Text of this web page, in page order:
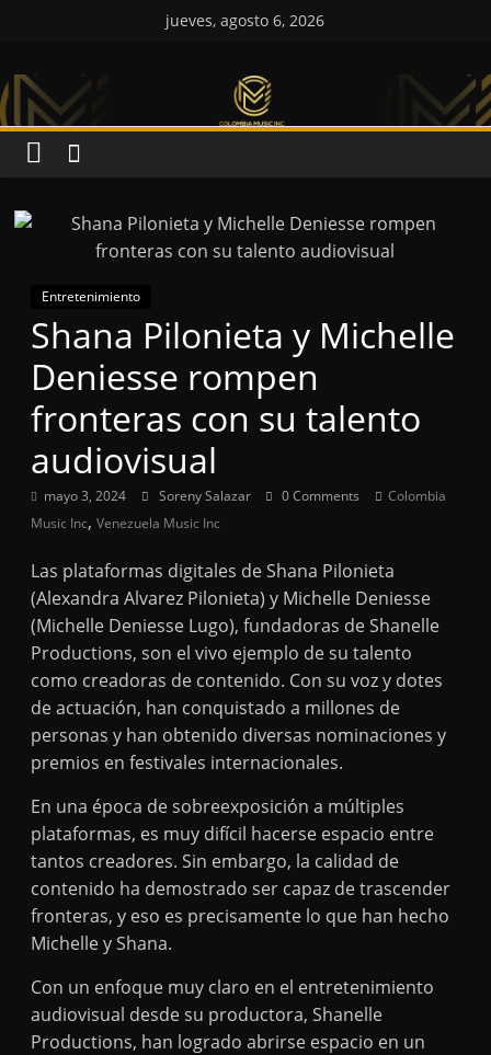
jueves, agosto 6, 2026
Colombia
Music
Inc
Entretenimiento
Shana Pilonieta y Michelle
Deniesse rompen
fronteras con su talento
audiovisual
mayo 3, 2024 Soreny Salazar 0 Comments
Colombia
Music Inc,Venezuela Music Inc
Las plataformas digitales de Shana Pilonieta
(Alexandra Alvarez Pilonieta) y Michelle Deniesse
(Michelle Deniesse Lugo), fundadoras de Shanelle
Productions, son el vivo ejemplo de su talento
como creadoras de contenido. Con su voz y dotes
de actuación, han conquistado a millones de
personas y han obtenido diversas nominaciones y
premios en festivales internacionales.
En una época de sobreexposición a múltiples
plataformas, es muy difícil hacerse espacio entre
tantos creadores. Sin embargo, la calidad de
contenido ha demostrado ser capaz de trascender
fronteras, y eso es precisamente lo que han hecho
Michelle y Shana.
Con un enfoque muy claro en el entretenimiento
audiovisual desde su productora, Shanelle
Productions, han logrado abrirse espacio en un